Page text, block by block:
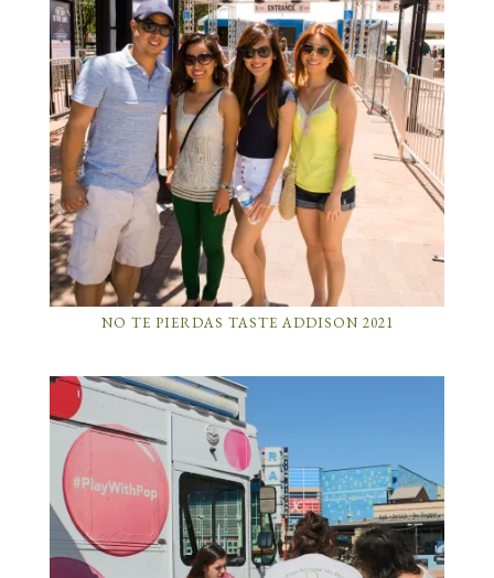
NO TE PIERDAS TASTE ADDISON 2021